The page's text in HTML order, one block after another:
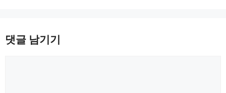
댓글 남기기